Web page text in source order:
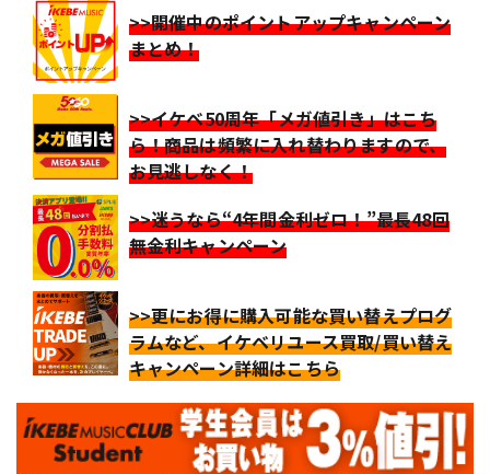
>>開催中のポイントアップキャンペーン
まとめ！
>>イケベ50周年「メガ値引き」はこち
ら！商品は頻繁に入れ替わりますので、
お見逃しなく！
>>迷うなら“4年間金利ゼロ！”最長48回
無金利キャンペーン
>>更にお得に購入可能な買い替えプログ
ラムなど、イケベリユース買取/買い替え
キャンペーン詳細はこちら